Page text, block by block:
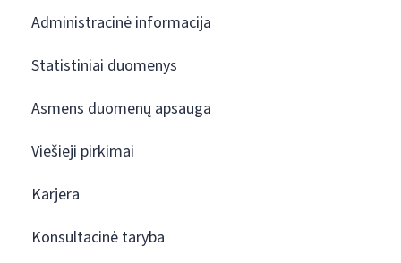
Administracinė informacija
Statistiniai duomenys
Asmens duomenų apsauga
Viešieji pirkimai
Karjera
Konsultacinė taryba